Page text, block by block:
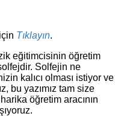
Tıklayın.
eğitimcisinin öğretim
Solfejin ne
kalıcı olması istiyor ve
bu yazımız tam size
öğretim aracının